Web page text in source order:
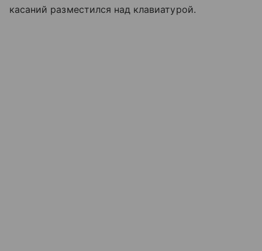
касаний разместился над клавиатурой.